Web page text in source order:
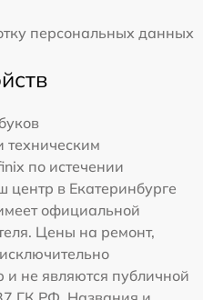
персональных данных
по истечении
центр в Екатеринбурге
официальной
Цены на ремонт,
и не являются публичной